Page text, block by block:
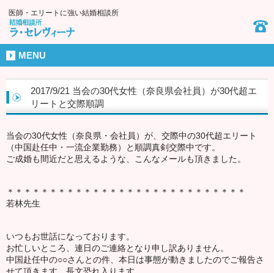
医師・エリートに強い結婚相談所
MENU
2017/9/21 当会の30代女性（奈良県会社員）が30代超エ
リートと交際順調
当会の30代女性（奈良県・会社員）が、交際中の30代超エリート
（中国赴任中・一流企業勤務）と順調真剣交際中です。
ご成婚も間近だと思えるような、こんなメールも頂きました。
＊＊＊＊＊＊＊＊＊＊＊＊＊＊＊＊＊＊＊＊＊＊＊＊＊＊＊＊
若林先生
いつもお世話になっております。
お忙しいところ、連日のご連絡となり申し訳ありません。
中国赴任中の○○さんとの件、本日は事態が動きましたのでご報告さ